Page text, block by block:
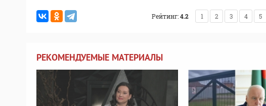
Рейтинг:4.2 1 2 3 4 5
РЕКОМЕНДУЕМЫЕ МАТЕРИАЛЫ